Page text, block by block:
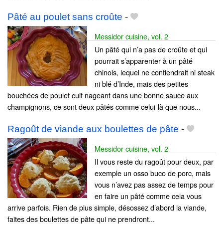
Pâté au poulet sans croûte -
Messidor cuisine, vol. 2
Un pâté qui n’a pas de croûte et qui
pourrait s’apparenter à un pâté
chinois, lequel ne contiendrait ni steak
ni blé d’Inde, mais des petites
bouchées de poulet cuit nageant dans une bonne sauce aux
champignons, ce sont deux pâtés comme celui-là que nous...
Ragoût de viande aux boulettes de pâte -
Messidor cuisine, vol. 2
Il vous reste du ragoût pour deux, par
exemple un osso buco de porc, mais
vous n’avez pas assez de temps pour
en faire un pâté comme cela vous
arrive parfois. Rien de plus simple, désossez d’abord la viande,
faites des boulettes de pâte qui ne prendront...